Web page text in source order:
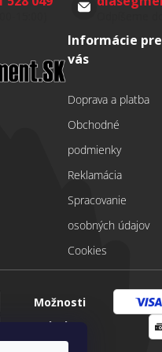
Informácie pre
vás
Doprava a platba
Obchodné
podmienky
Reklamácia
Spracovanie
osobných údajov
Cookies
Možnosti
platby